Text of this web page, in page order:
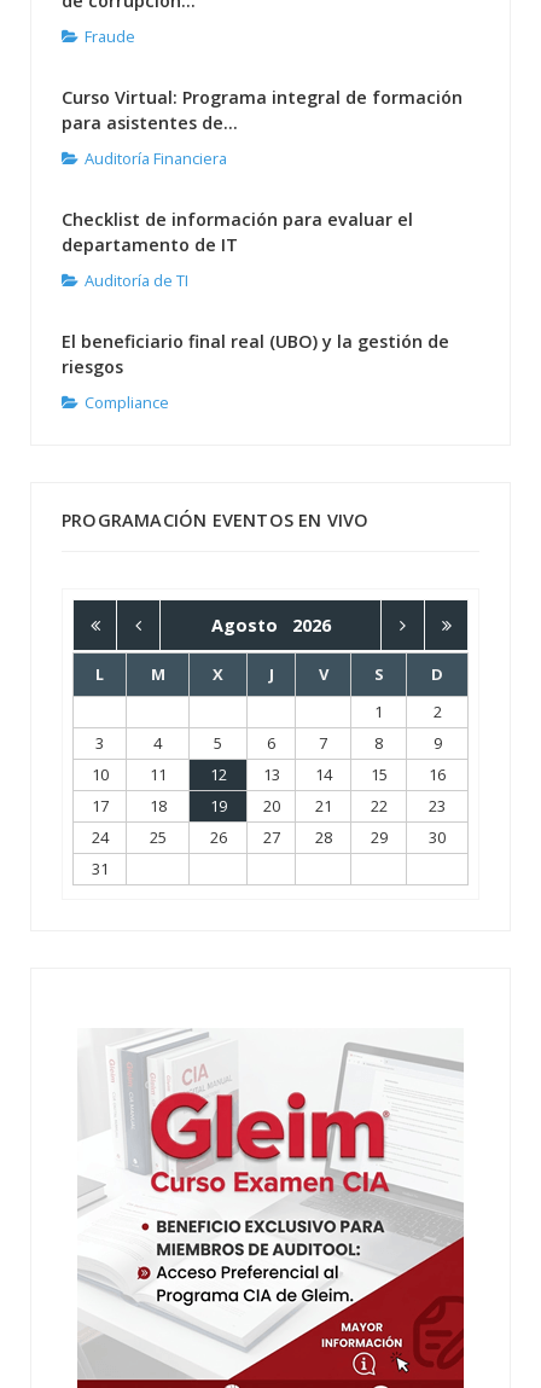
Fraude
Curso Virtual: Programa integral de formación
para asistentes de...
Auditoría Financiera
Checklist de información para evaluar el
departamento de IT
Auditoría de TI
El beneficiario final real (UBO) y la gestión de
riesgos
Compliance
PROGRAMACIÓN EVENTOS EN VIVO
Agosto 2026
L M X J V S
D
1
2
3
4 5 6 7 8
9
10
11 12 13 14 15
16
17
18 19 20 21 22
23
24
25 26 27 28 29
30
31